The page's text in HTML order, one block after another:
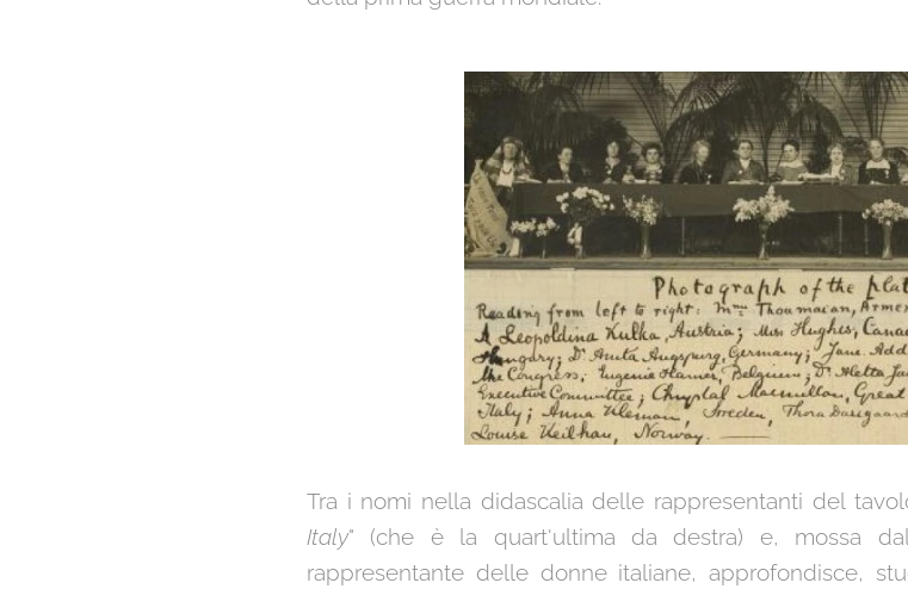
Tra i nomi nella didascalia delle rappresentanti del
Italy" (che è la quart'ultima da destra) e, mossa
rappresentante delle donne italiane, approfondisce,